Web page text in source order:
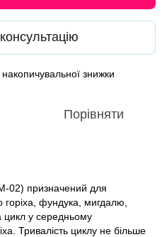
знижки
Порівняти
02) призначений для
горіха, фундука, мигдалю,
цикл у середньому
Тривалість циклу не більше